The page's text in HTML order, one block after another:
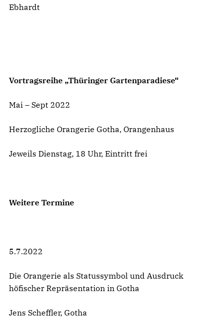
Ebhardt
Vortragsreihe „Thüringer Gartenparadiese“
Mai – Sept 2022
Herzogliche Orangerie Gotha, Orangenhaus
Jeweils Dienstag, 18 Uhr, Eintritt frei
Weitere Termine
5.7.2022
Die Orangerie als Statussymbol und Ausdruck
höfischer Repräsentation in Gotha
Jens Scheffler, Gotha